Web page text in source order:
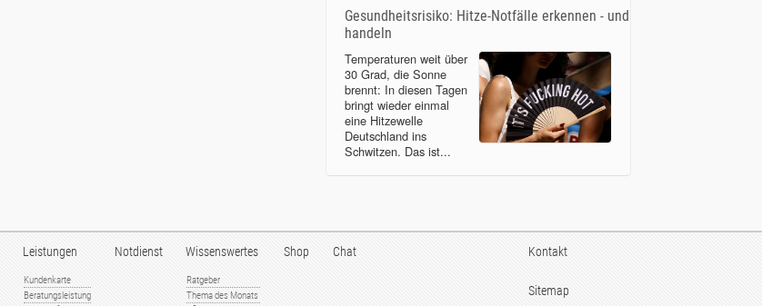
Gesundheitsrisiko: Hitze-Notfälle erkennen - und
handeln
Temperaturen weit über
30 Grad, die Sonne
brennt: In diesen Tagen
bringt wieder einmal
eine Hitzewelle
Deutschland ins
Schwitzen. Das ist...
Leistungen
Kundenkarte
Beratungsleistung
Notdienst Wissenswertes
Ratgeber
Thema des Monats
Shop Chat Kontakt
Sitemap